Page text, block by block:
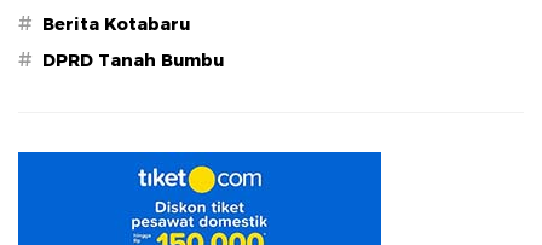
# Berita Kotabaru
# DPRD Tanah Bumbu